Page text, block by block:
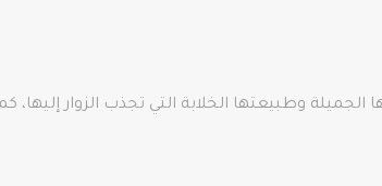
وطبيعتها الخلابة التي تجذب الزوار إليها،